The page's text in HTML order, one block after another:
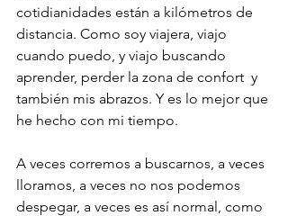
cotidianidades están a kilómetros de
distancia. Como soy viajera, viajo
cuando puedo, y viajo buscando
aprender, perder la zona de confort  y
también mis abrazos. Y es lo mejor que
he hecho con mi tiempo.
A veces corremos a buscarnos, a veces
lloramos, a veces no nos podemos
despegar, a veces es así normal, como